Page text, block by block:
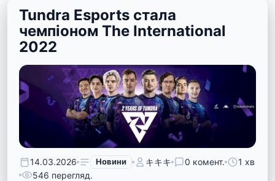
Tundra Esports стала
чемпіоном The International
2022
14.03.2026 Новини キキキ 0 комент.
1 хв
546 перегляд.